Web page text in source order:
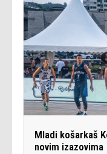
Mladi košarkaš
novim izazovima